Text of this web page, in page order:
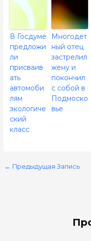
В Госдуме
предложи
ли
присваив
ать
автомоби
лям
экологиче
ский
класс
Многодет
ный отец
застрелил
жену и
покончил
с собой в
Подмоско
вье
← Предыдущая Запись